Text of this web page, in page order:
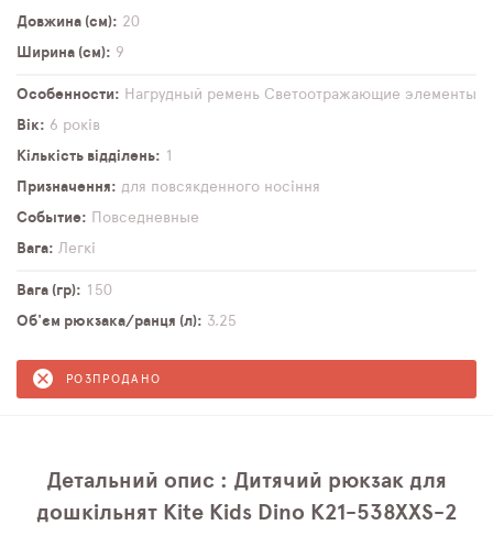
Довжина (см)
20
Ширина (см)
9
Особенности Нагрудный ремень Светоотражающие элементы
Вік
6 років
Кількість відділень
1
Призначення
для повсякденного носіння
Событие
Повседневные
Вага
Легкі
Вага (гр)
150
Об'єм рюкзака/ранця (л)
3,25
РОЗПРОДАНО
Детальний опис : Дитячий рюкзак для
дошкільнят Kite Kids Dino K21-538XXS-2